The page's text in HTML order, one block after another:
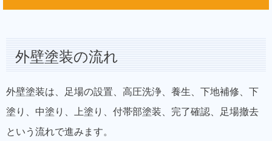
外壁塗装の流れ
外壁塗装は、足場の設置、高圧洗浄、養生、下地補修、下
塗り、中塗り、上塗り、付帯部塗装、完了確認、足場撤去
という流れで進みます。